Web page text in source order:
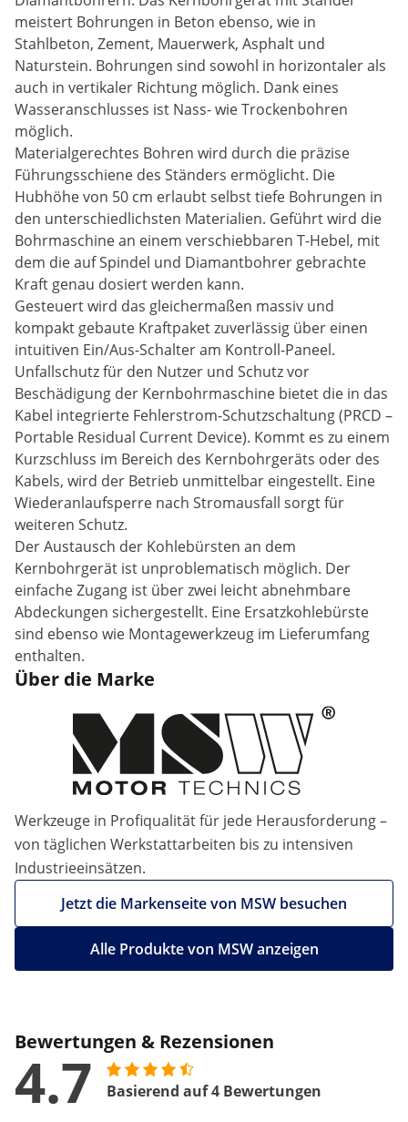
meistert Bohrungen in Beton ebenso, wie in
Stahlbeton, Zement, Mauerwerk, Asphalt und
Naturstein. Bohrungen sind sowohl in horizontaler als
auch in vertikaler Richtung möglich. Dank eines
Wasseranschlusses ist Nass- wie Trockenbohren
möglich.
Materialgerechtes Bohren wird durch die präzise
Führungsschiene des Ständers ermöglicht. Die
Hubhöhe von 50 cm erlaubt selbst tiefe Bohrungen in
den unterschiedlichsten Materialien. Geführt wird die
Bohrmaschine an einem verschiebbaren T-Hebel, mit
dem die auf Spindel und Diamantbohrer gebrachte
Kraft genau dosiert werden kann.
Gesteuert wird das gleichermaßen massiv und
kompakt gebaute Kraftpaket zuverlässig über einen
intuitiven Ein/Aus-Schalter am Kontroll-Paneel.
Unfallschutz für den Nutzer und Schutz vor
Beschädigung der Kernbohrmaschine bietet die in das
Kabel integrierte Fehlerstrom-Schutzschaltung (PRCD –
Portable Residual Current Device). Kommt es zu einem
Kurzschluss im Bereich des Kernbohrgeräts oder des
Kabels, wird der Betrieb unmittelbar eingestellt. Eine
Wiederanlaufsperre nach Stromausfall sorgt für
weiteren Schutz.
Der Austausch der Kohlebürsten an dem
Kernbohrgerät ist unproblematisch möglich. Der
einfache Zugang ist über zwei leicht abnehmbare
Abdeckungen sichergestellt. Eine Ersatzkohlebürste
sind ebenso wie Montagewerkzeug im Lieferumfang
enthalten.
Über die Marke
Werkzeuge in Profiqualität für jede Herausforderung –
von täglichen Werkstattarbeiten bis zu intensiven
Industrieeinsätzen.
Jetzt die Markenseite von MSW besuchen
Alle Produkte von MSW anzeigen
Bewertungen & Rezensionen
4.7 Basierend auf 4 Bewertungen